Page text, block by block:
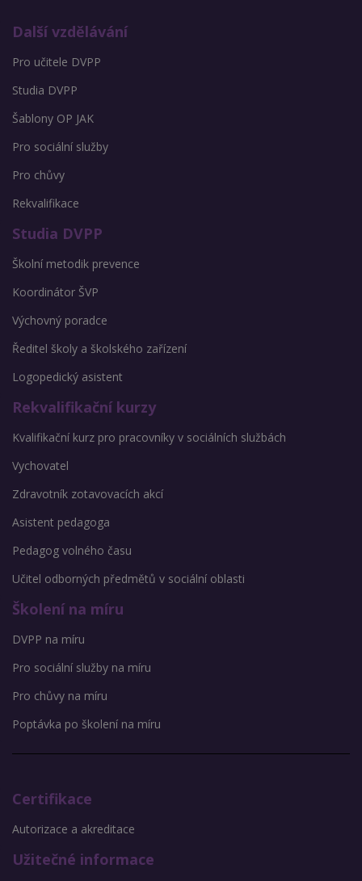
Další vzdělávání
Pro učitele DVPP
Studia DVPP
Šablony OP JAK
Pro sociální služby
Pro chůvy
Rekvalifikace
Studia DVPP
Školní metodik prevence
Koordinátor ŠVP
Výchovný poradce
Ředitel školy a školského zařízení
Logopedický asistent
Rekvalifikační kurzy
Kvalifikační kurz pro pracovníky v sociálních službách
Vychovatel
Zdravotník zotavovacích akcí
Asistent pedagoga
Pedagog volného času
Učitel odborných předmětů v sociální oblasti
Školení na míru
DVPP na míru
Pro sociální služby na míru
Pro chůvy na míru
Poptávka po školení na míru
Certifikace
Autorizace a akreditace
Užitečné informace